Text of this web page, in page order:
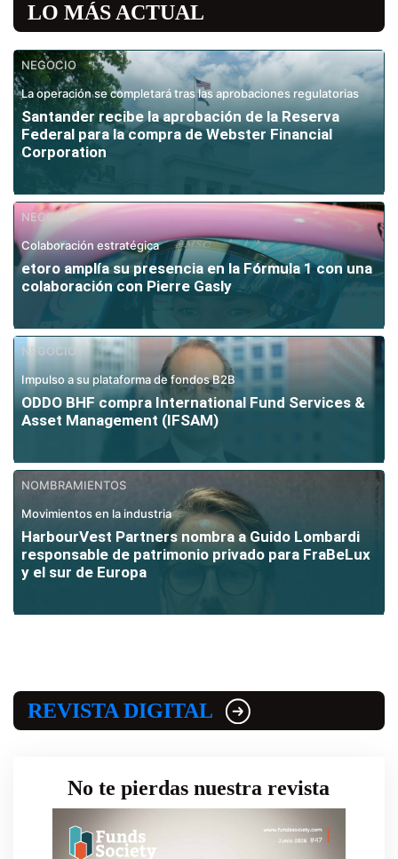
LO MÁS ACTUAL
NEGOCIO
La operación se completará tras las aprobaciones regulatorias
Santander recibe la aprobación de la Reserva
Federal para la compra de Webster Financial
Corporation
NEGOCIO
Colaboración estratégica
etoro amplía su presencia en la Fórmula 1 con una
colaboración con Pierre Gasly
NEGOCIO
Impulso a su plataforma de fondos B2B
ODDO BHF compra International Fund Services &
Asset Management (IFSAM)
NOMBRAMIENTOS
Movimientos en la industria
HarbourVest Partners nombra a Guido Lombardi
responsable de patrimonio privado para FraBeLux
y el sur de Europa
REVISTA DIGITAL
No te pierdas nuestra revista